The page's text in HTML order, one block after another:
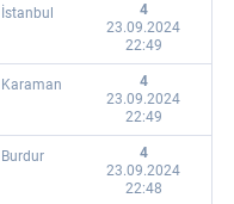
İstanbul
4
23.09.2024
22:49
Karaman
4
23.09.2024
22:49
Burdur
4
23.09.2024
22:48